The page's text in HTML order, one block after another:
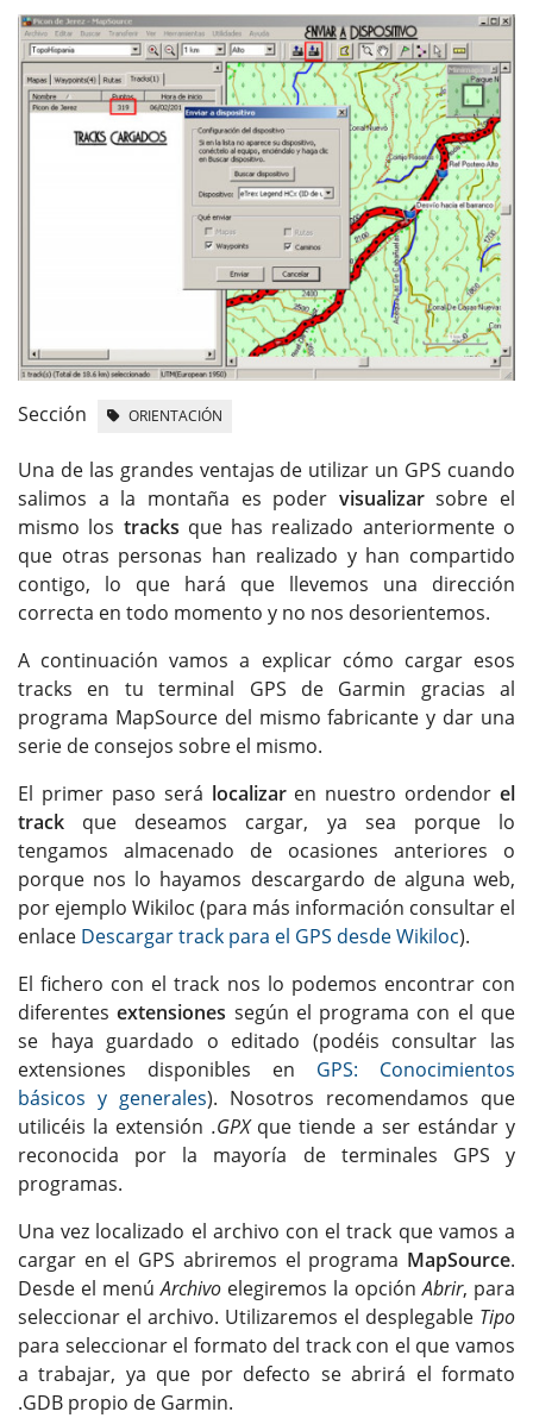
Sección ORIENTACIÓN
Una de las grandes ventajas de utilizar un GPS cuando
salimos a la montaña es poder visualizarsobre el
mismo los tracks que has realizado anteriormente o
que otras personas han realizado y han compartido
contigo, lo que hará que llevemos una dirección
correcta en todo momento y no nos desorientemos.
A continuación vamos a explicar cómo cargar esos
tracks en tu terminal GPS de Garmin gracias al
programa MapSource del mismo fabricante y dar una
serie de consejos sobre el mismo.
El primer paso será localizar en nuestro ordendor el
track que deseamos cargar, ya sea porque lo
tengamos almacenado de ocasiones anteriores o
porque nos lo hayamos descargardo de alguna web,
por ejemplo Wikiloc (para más información consultar el
enlace Descargar track para el GPS desde Wikiloc).
El fichero con el track nos lo podemos encontrar con
diferentesextensiones según el programa con el que
se haya guardado o editado (podéis consultar las
extensiones disponibles en GPS: Conocimientos
básicos y generales). Nosotros recomendamos que
utilicéis la extensión .GPXque tiende a ser estándar y
reconocida por la mayoría de terminales GPS y
programas.
Una vez localizado el archivo con el track que vamos a
cargar en el GPS abriremos el programa MapSource.
Desde el menúArchivo elegiremos la opciónAbrir, para
seleccionar el archivo. Utilizaremos el desplegable Tipo
para seleccionar el formato del track con el que vamos
a trabajar, ya que por defecto se abrirá el formato
.GDB propio de Garmin.